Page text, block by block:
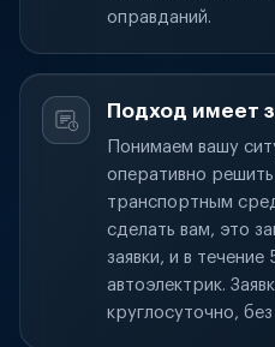
оправданий.
Подход имеет
Понимаем вашу
оперативно
транспортным
сделать вам, это
заявки, и в
автоэлектрик.
круглосуточно,